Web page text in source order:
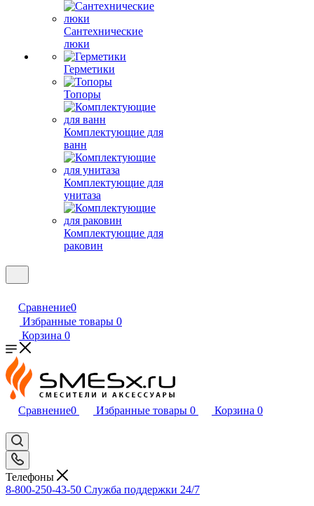
Сантехнические
люки
Герметики
Топоры
Комплектующие для
ванн
Комплектующие для
унитаза
Комплектующие для
раковин
Сравнение0
Избранные товары 0
Корзина 0
Сравнение0 Избранные товары 0 Корзина 0
Телефоны
8-800-250-43-50 Служба поддержки 24/7